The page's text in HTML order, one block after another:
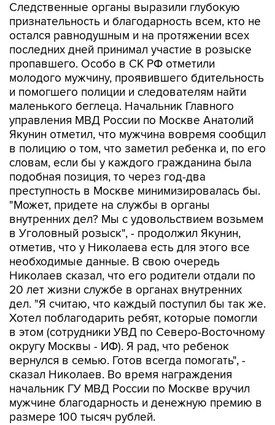
Следственные органы выразили глубокую
признательность и благодарность всем, кто не
остался равнодушным и на протяжении всех
последних дней принимал участие в розыске
пропавшего. Особо в СК РФ отметили
молодого мужчину, проявившего бдительность
и помогшего полиции и следователям найти
маленького беглеца. Начальник Главного
управления МВД России по Москве Анатолий
Якунин отметил, что мужчина вовремя сообщил
в полицию о том, что заметил ребенка и, по его
словам, если бы у каждого гражданина была
подобная позиция, то через год-два
преступность в Москве минимизировалась бы.
"Может, придете на службы в органы
внутренних дел? Мы с удовольствием возьмем
в Уголовный розыск", - продолжил Якунин,
отметив, что у Николаева есть для этого все
необходимые данные. В свою очередь
Николаев сказал, что его родители отдали по
20 лет жизни службе в органах внутренних
дел. "Я считаю, что каждый поступил бы так же.
Хотел поблагодарить ребят, которые помогли
в этом (сотрудники УВД по Северо-Восточному
округу Москвы - ИФ). Я рад, что ребенок
вернулся в семью. Готов всегда помогать", -
сказал Николаев. Во время награждения
начальник ГУ МВД России по Москве вручил
мужчине благодарность и денежную премию в
размере 100 тысяч рублей.